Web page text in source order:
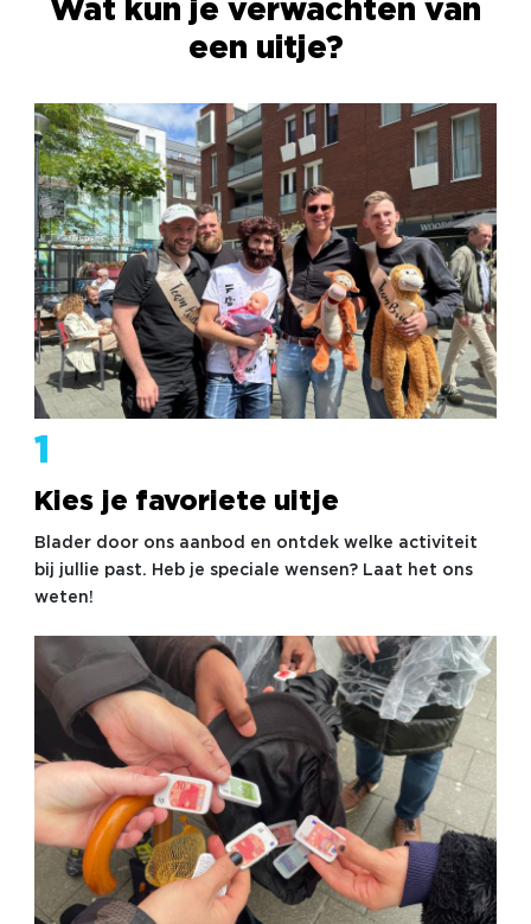
Wat kun je verwachten van
een uitje?
1
Kies je favoriete uitje
Blader door ons aanbod en ontdek welke activiteit
bij jullie past. Heb je speciale wensen? Laat het ons
weten!